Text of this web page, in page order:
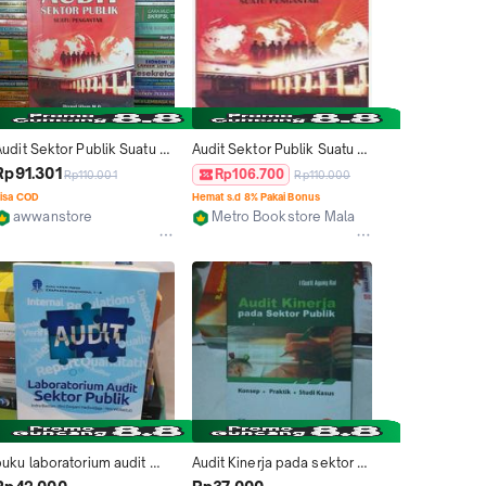
Sektor Publik Suatu
- Ihyaul Ulum
Rp110.001
COD
awwanstore
Audit Sektor Publik Suatu
Pengantar  - Ihyaul Ulum  -
BMA
Rp106.700 Rp110.000
Hemat s.d 8% Pakai Bonus
Metro Bookstore Malang
laboratorium audit
publik by Indra
Audit Kinerja pada sektor
publik - konsep, praktik,